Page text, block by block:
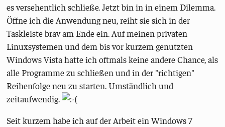
es versehentlich schließe. Jetzt bin in in einem Dilemma.
Öffne ich die Anwendung neu, reiht sie sich in der
Taskleiste brav am Ende ein. Auf meinen privaten
Linuxsystemen und dem bis vor kurzem genutzten
Windows Vista hatte ich oftmals keine andere Chance, als
alle Programme zu schließen und in der "richtigen"
Reihenfolge neu zu starten. Umständlich und
zeitaufwendig.
Seit kurzem habe ich auf der Arbeit ein Windows 7